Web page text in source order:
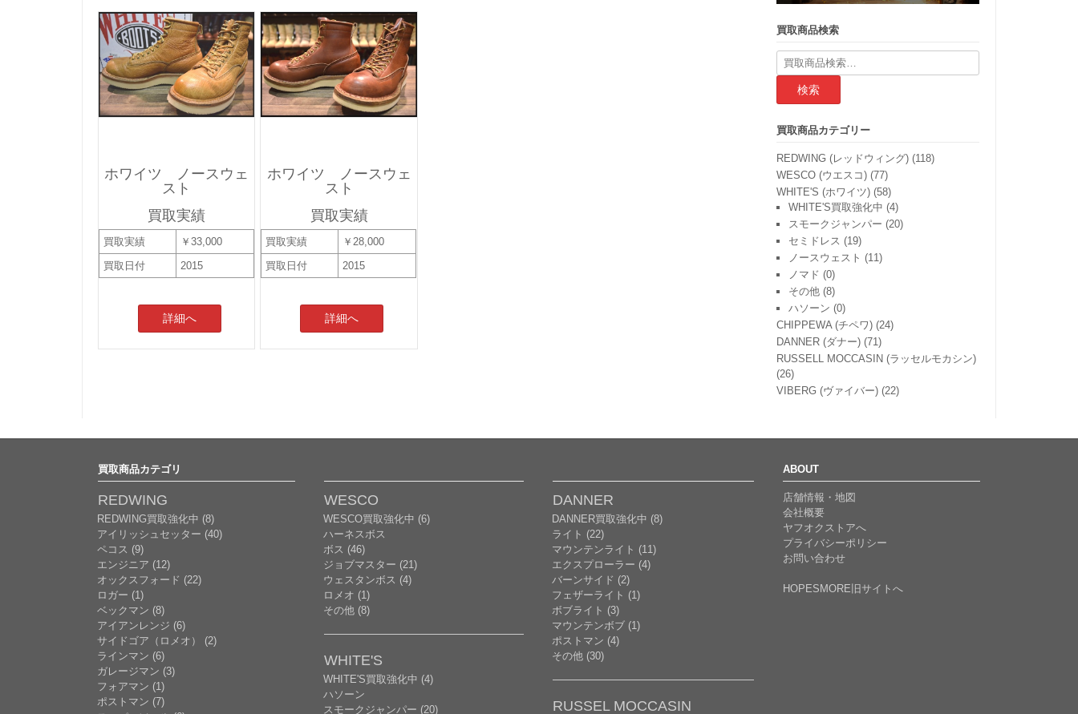
ホワイツ ノースウェ
スト
買取実績
買取実績
￥33,000
買取日付
2015
詳細へ
ホワイツ ノースウェ
スト
買取実績
買取実績
￥28,000
買取日付
2015
詳細へ
買取商品検索
検
索
果:
買取商品カテゴリー
REDWING (レッドウィング) (118)
WESCO (ウエスコ) (77)
WHITE'S (ホワイツ) (58)
WHITE'S買取強化中 (4)
スモークジャンパー (20)
セミドレス (19)
ノースウェスト (11)
ノマド (0)
その他 (8)
ハソーン (0)
CHIPPEWA (チペワ) (24)
DANNER (ダナー) (71)
RUSSELL MOCCASIN (ラッセルモカシン)
(26)
VIBERG (ヴァイバー) (22)
買取商品カテゴリ
REDWING
REDWING買取強化中 (8)
アイリッシュセッター (40)
ペコス (9)
エンジニア (12)
オックスフォード (22)
ロガー (1)
ベックマン (8)
アイアンレンジ (6)
サイドゴア（ロメオ） (2)
ラインマン (6)
ガレージマン (3)
フォアマン (1)
ポストマン (7)
WESCO
WESCO買取強化中 (6)
ハーネスボス
ボス (46)
ジョブマスター (21)
ウェスタンボス (4)
ロメオ (1)
その他 (8)
WHITE'S
WHITE'S買取強化中 (4)
ハソーン
スモークジャンパー (20)
DANNER
DANNER買取強化中 (8)
ライト (22)
マウンテンライト (11)
エクスプローラー (4)
バーンサイド (2)
フェザーライト (1)
ボブライト (3)
マウンテンボブ (1)
ポストマン (4)
その他 (30)
RUSSEL MOCCASIN
ABOUT
店舗情報・地図
会社概要
ヤフオクストアへ
プライバシーポリシー
お問い合わせ
HOPESMORE旧サイトへ